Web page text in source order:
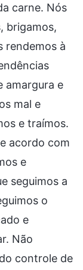
carne. Nós
brigamos,
rendemos à
amargura e
mal e
e traímos.
acordo com
e
seguimos a
o
e
Não
controle de